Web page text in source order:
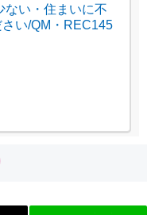
ない・住まいに不
い/QM・REC145